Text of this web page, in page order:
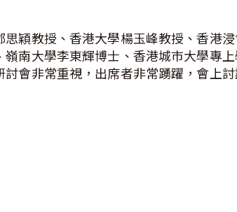
穎教授、香港大學楊玉峰教授、香港
南大學李東輝博士、香港城巿大學專
會非常重視，出席者非常踴躍，會上討